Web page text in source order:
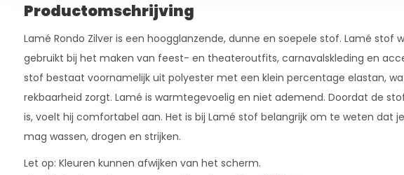
Productomschrijving
Lamé Rondo Zilver is een hoogglanzende, dunne en soepele stof. Lamé stof
gebruikt bij het maken van feest- en theateroutfits, carnavalskleding en
stof bestaat voornamelijk uit polyester met een klein percentage elastan,
rekbaarheid zorgt. Lamé is warmtegevoelig en niet ademend. Doordat de
is, voelt hij comfortabel aan. Het is bij Lamé stof belangrijk om te weten dat
mag wassen, drogen en strijken.
Let op: Kleuren kunnen afwijken van het scherm.